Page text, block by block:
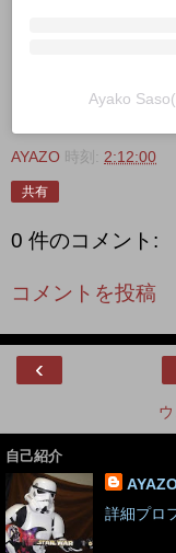
Ayako
AYAZO 時刻: 2:12:00
共有
0 件のコメント:
コメントを投稿
‹
自己紹介
詳細プロ